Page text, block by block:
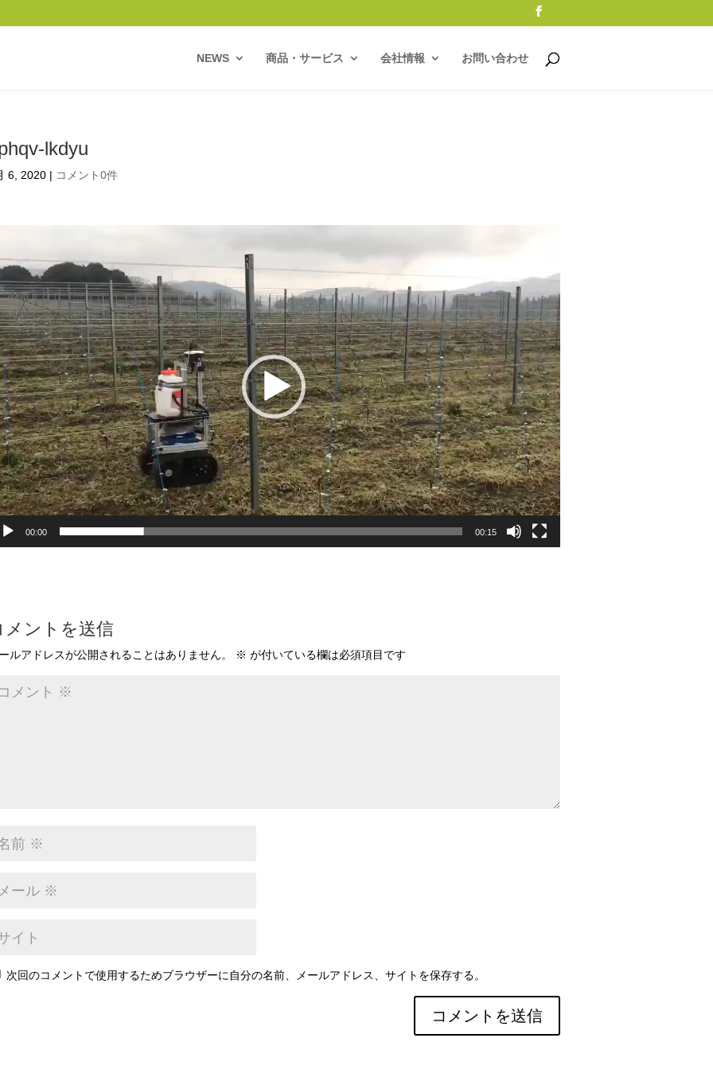
NEWS 商品・サービス 会社情報 お問い合わせ
lkdyu
6, 2020 | コメント0件
00:00 00:15
メントを送信
ルアドレスが公開されることはありません。 ※ が付いている欄は必須項目です
次回のコメントで使用するためブラウザーに自分の名前、メールアドレス、サイトを保存する。